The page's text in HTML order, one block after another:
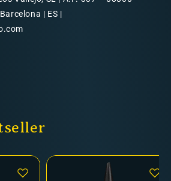
| ES |